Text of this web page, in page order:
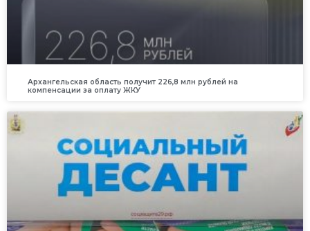
Архангельская область получит 226,8 млн рублей на
компенсации за оплату ЖКУ